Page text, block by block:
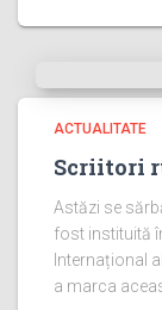
ACTUALITATE
Scriitori
Astăzi se
fost instituită
Internațional
a marca